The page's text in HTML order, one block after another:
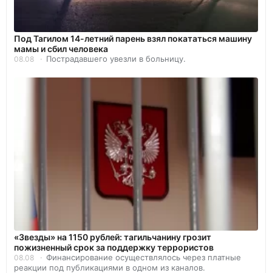
Под Тагилом 14-летний парень взял покататься машину
мамы и сбил человека
08.08 Пострадавшего увезли в больницу.
«Звезды» на 1150 рублей: тагильчанину грозит
пожизненный срок за поддержку террористов
08.08
Финансирование осуществлялось через платные
реакции под публикациями в одном из каналов.